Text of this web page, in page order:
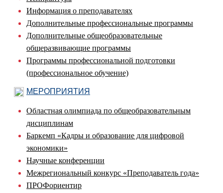
Информация о преподавателях
Дополнительные профессиональные программы
Дополнительные общеобразовательные
общеразвивающие программы
Программы профессиональной подготовки
(профессиональное обучение)
МЕРОПРИЯТИЯ
Областная олимпиада по общеобразовательным
дисциплинам
Баркемп «Кадры и образование для цифровой
экономики»
Научные конференции
Межрегиональный конкурс «Преподаватель года»
ПРОФориентир